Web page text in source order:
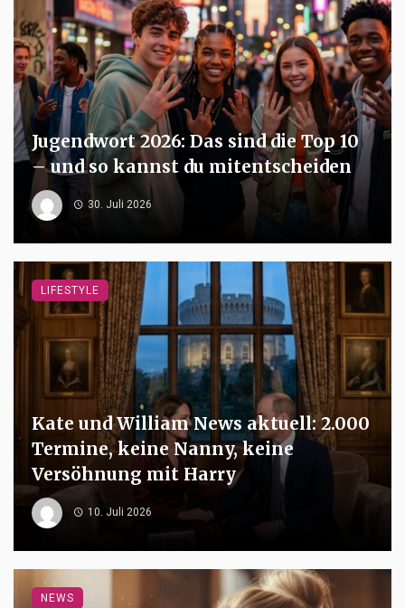
Jugendwort 2026: Das sind die Top 10
– und so kannst du mitentscheiden
30. Juli 2026
Kate und William News aktuell: 2.000
Termine, keine Nanny, keine
Versöhnung mit Harry
10. Juli 2026
LIFESTYLE
NEWS